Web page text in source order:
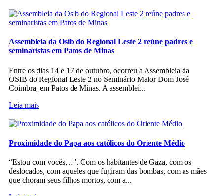
Assembleia da Osib do Regional Leste 2 reúne padres e
seminaristas em Patos de Minas
Entre os dias 14 e 17 de outubro, ocorreu a Assembleia da
OSIB do Regional Leste 2 no Seminário Maior Dom José
Coimbra, em Patos de Minas. A assemblei...
Leia mais
Proximidade do Papa aos católicos do Oriente Médio
“Estou com vocês…”. Com os habitantes de Gaza, com os
deslocados, com aqueles que fugiram das bombas, com as mães
que choram seus filhos mortos, com a...